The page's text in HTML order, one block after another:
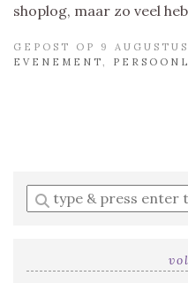
shoplog, maar zo veel
GEPOST OP 9
EVENEMENT
Enter
a